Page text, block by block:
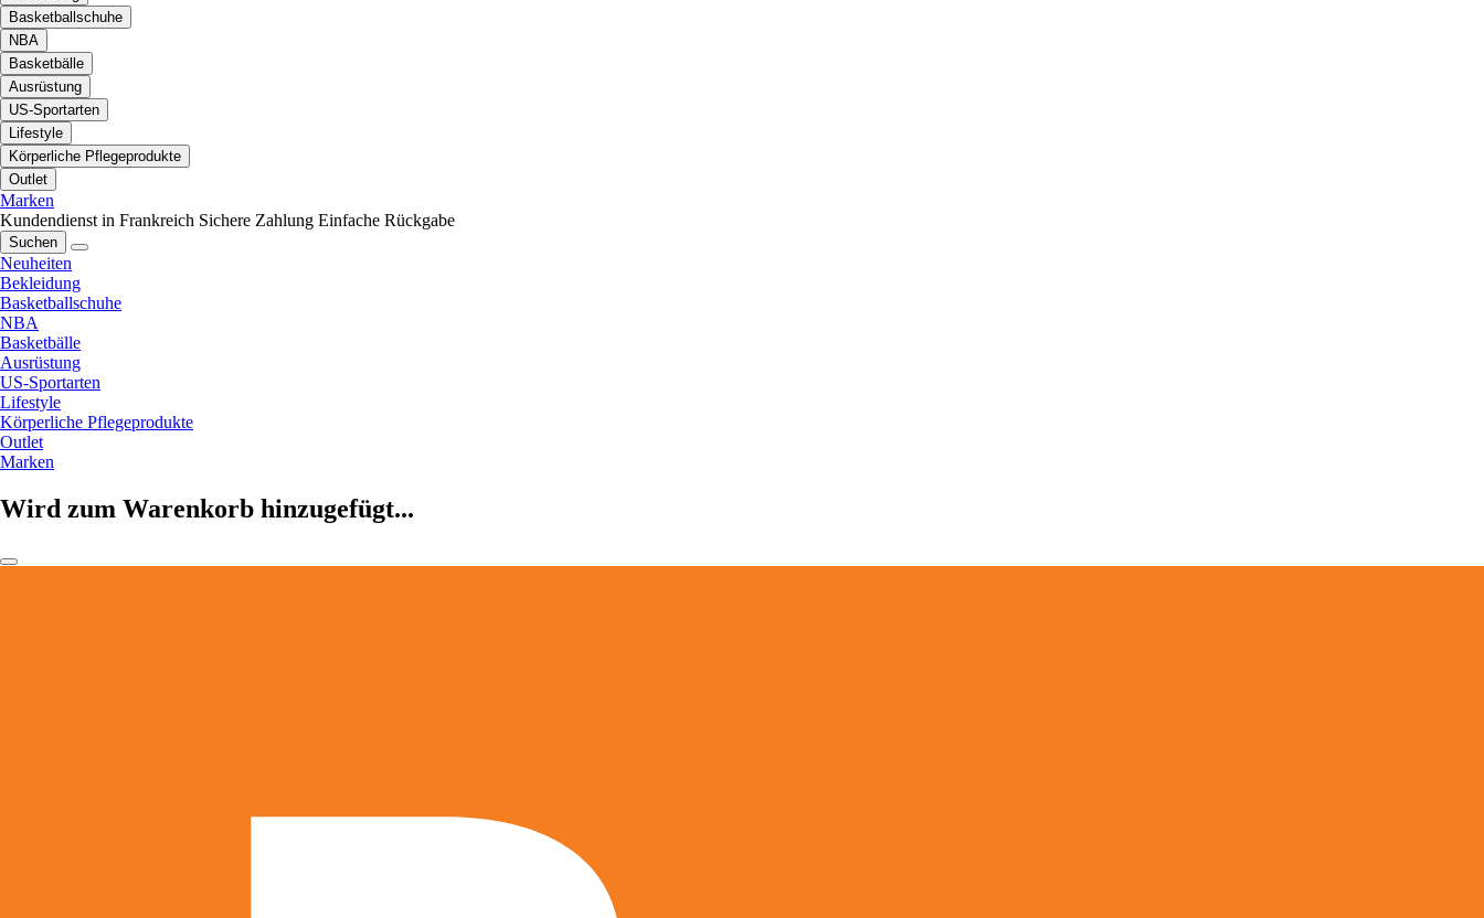
Basketballschuhe
NBA
Basketbälle
Ausrüstung
US-Sportarten
Lifestyle
Körperliche Pflegeprodukte
Outlet
Marken
Kundendienst in Frankreich Sichere Zahlung Einfache Rückgabe
Suchen
Neuheiten
Bekleidung
Basketballschuhe
NBA
Basketbälle
Ausrüstung
US-Sportarten
Lifestyle
Körperliche Pflegeprodukte
Outlet
Marken
Wird zum Warenkorb hinzugefügt...